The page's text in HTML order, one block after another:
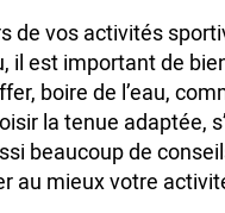
de vos activités
il est important de
boire de l’eau,
la tenue adaptée,
beaucoup de
au mieux votre